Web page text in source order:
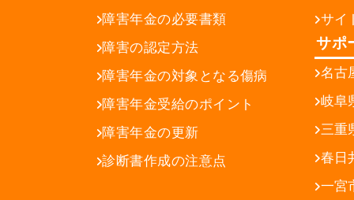
障害年金の必要書類
障害の認定方法
障害年金の対象となる傷病
障害年金受給のポイント
障害年金の更新
診断書作成の注意点
サイ
サポ
名古
岐阜
三重
春日
一宮